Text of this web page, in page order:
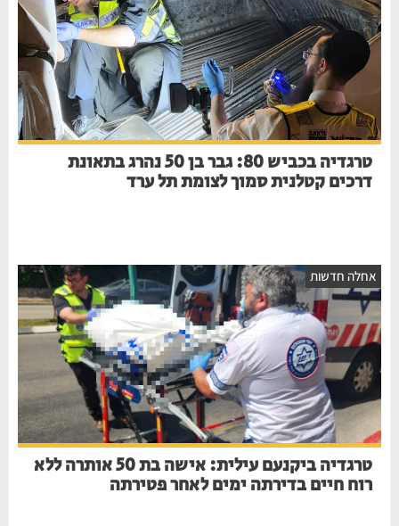
טרגדיה בכביש 80: גבר בן 50 נהרג בתאונת
דרכים קטלנית סמוך לצומת תל ערד
חדשות
טרגדיה ביקנעם עילית: אישה בת 50 אותרה ללא
רוח חיים בדירתה ימים לאחר פטירתה